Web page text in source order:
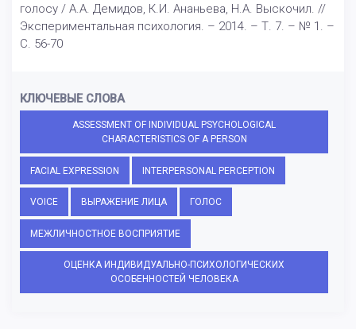
голосу / А.А. Демидов, К.И. Ананьева, Н.А. Выскочил. //
Экспериментальная психология. – 2014. – Т. 7. – № 1. –
С. 56-70
КЛЮЧЕВЫЕ СЛОВА
ASSESSMENT OF INDIVIDUAL PSYCHOLOGICAL
CHARACTERISTICS OF A PERSON
FACIAL EXPRESSION INTERPERSONAL PERCEPTION
VOICE ВЫРАЖЕНИЕ ЛИЦА ГОЛОС
МЕЖЛИЧНОСТНОЕ ВОСПРИЯТИЕ
ОЦЕНКА ИНДИВИДУАЛЬНО-ПСИХОЛОГИЧЕСКИХ
ОСОБЕННОСТЕЙ ЧЕЛОВЕКА